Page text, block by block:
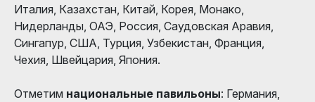
Италия, Казахстан, Китай, Корея, Монако,
Нидерланды, ОАЭ, Россия, Саудовская Аравия,
Сингапур, США, Турция, Узбекистан, Франция,
Чехия, Швейцария, Япония.
Отметим национальные павильоны: Германия,